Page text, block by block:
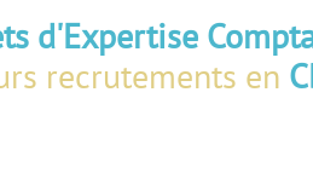
d'Expertise
recrutements en